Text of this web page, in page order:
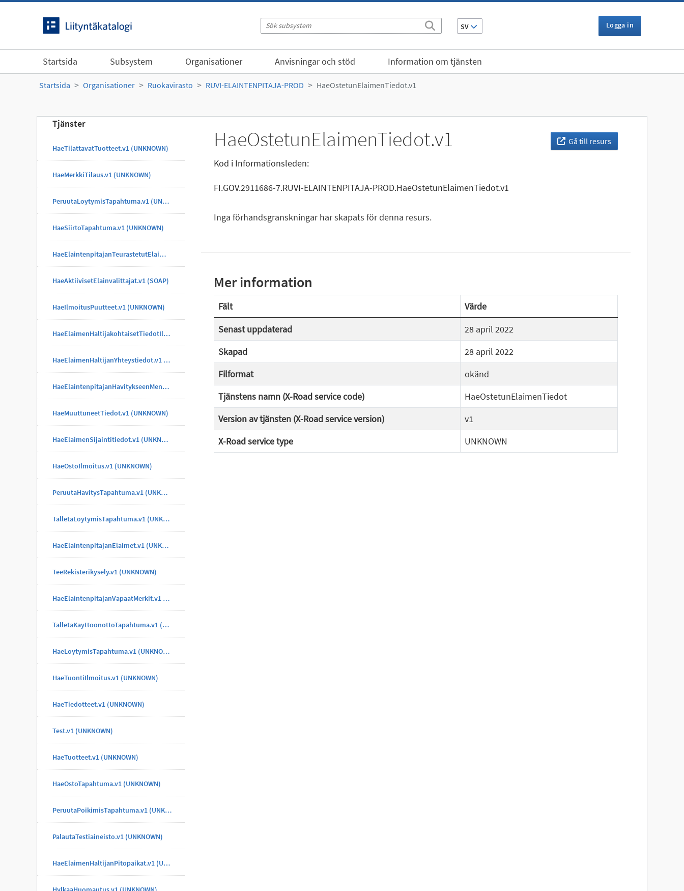
SV Logga in
Startsida Subsystem Organisationer Anvisningar och stöd Information om tjänsten
Startsida Organisationer Ruokavirasto RUVI-ELAINTENPITAJA-PROD HaeOstetunElaimenTiedot.v1
Tjänster
HaeTilattavatTuotteet.v1 (UNKNOWN)
HaeMerkkiTilaus.v1 (UNKNOWN)
PeruutaLoytymisTapahtuma.v1 (UNKNOWN)
HaeSiirtoTapahtuma.v1 (UNKNOWN)
HaeElaintenpitajanTeurastetutElaimet.v1 (UNKNOWN)
HaeAktiivisetElainvalittajat.v1 (SOAP)
HaeIlmoitusPuutteet.v1 (UNKNOWN)
HaeElaimenHaltijakohtaisetTiedotIlmoitus.v1 (UNKNOWN)
HaeElaimenHaltijanYhteystiedot.v1 (UNKNOWN)
HaeElaintenpitajanHavitykseenMenneetElaimet.v1 (UNKNOWN)
HaeMuuttuneetTiedot.v1 (UNKNOWN)
HaeElaimenSijaintitiedot.v1 (UNKNOWN)
HaeOstoIlmoitus.v1 (UNKNOWN)
PeruutaHavitysTapahtuma.v1 (UNKNOWN)
TalletaLoytymisTapahtuma.v1 (UNKNOWN)
HaeElaintenpitajanElaimet.v1 (UNKNOWN)
TeeRekisterikysely.v1 (UNKNOWN)
HaeElaintenpitajanVapaatMerkit.v1 (UNKNOWN)
TalletaKayttoonottoTapahtuma.v1 (UNKNOWN)
HaeLoytymisTapahtuma.v1 (UNKNOWN)
HaeTuontiIlmoitus.v1 (UNKNOWN)
HaeTiedotteet.v1 (UNKNOWN)
Test.v1 (UNKNOWN)
HaeTuotteet.v1 (UNKNOWN)
HaeOstoTapahtuma.v1 (UNKNOWN)
PeruutaPoikimisTapahtuma.v1 (UNKNOWN)
PalautaTestiaineisto.v1 (UNKNOWN)
HaeElaimenHaltijanPitopaikat.v1 (UNKNOWN)
Gå till resurs
HaeOstetunElaimenTiedot.v1
Kod i Informationsleden:
FI.GOV.2911686-7.RUVI-ELAINTENPITAJA-PROD.HaeOstetunElaimenTiedot.v1
Inga förhandsgranskningar har skapats för denna resurs.
Mer information
Fält
Värde
Senast uppdaterad
28 april 2022
Skapad
28 april 2022
Filformat
okänd
Tjänstens namn (X-Road service code)
HaeOstetunElaimenTiedot
Version av tjänsten (X-Road service version)
v1
X-Road service type
UNKNOWN